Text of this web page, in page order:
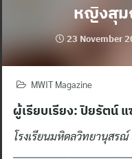
หญิงสุ
23 November
MWIT Magazine
ผู้เรียบเรียง: ปิยรัตน์
โรงเรียนมหิดลวิทยานุสร